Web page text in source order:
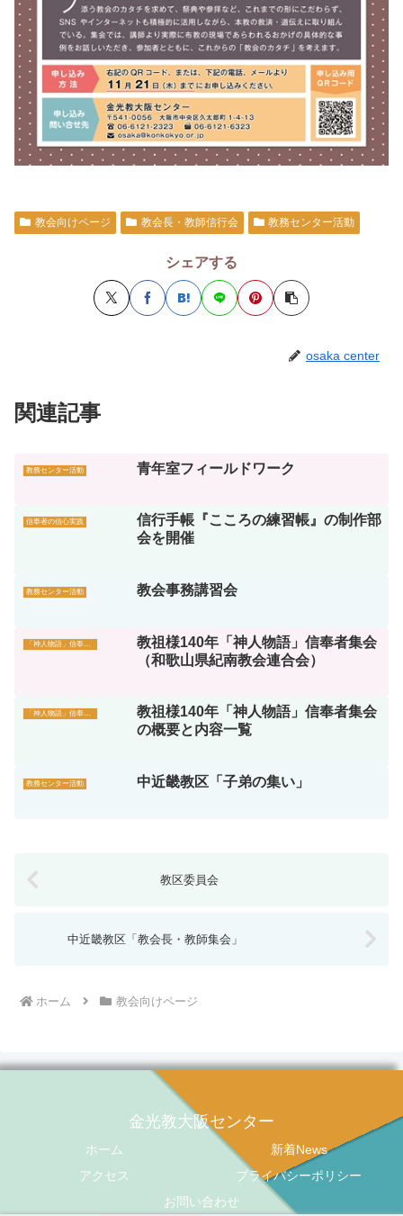
教会向けページ 教会長・教師信行会 教務センター活動
シェアする
osaka center
関連記事
教務センター活動 青年室フィールドワーク
信奉者の信心実践
信行手帳『こころの練習帳』の制作部
会を開催
教務センター活動 教会事務講習会
「神人物語」信奉者集会
教祖様140年「神人物語」信奉者集会
（和歌山県紀南教会連合会）
「神人物語」信奉者集会
教祖様140年「神人物語」信奉者集会
の概要と内容一覧
教務センター活動 中近畿教区「子弟の集い」
教区委員会
中近畿教区「教会長・教師集会」
ホーム 教会向けページ
金光教大阪センター
ホーム
新着News
アクセス
プライバシーポリシー
お問い合わせ